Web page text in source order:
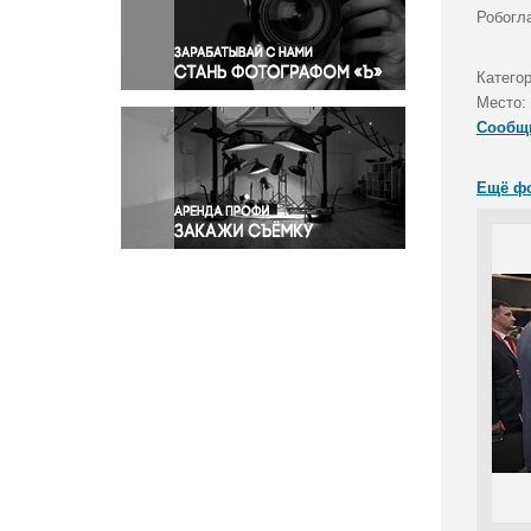
Правосудие
Происшествия и конфликты
Религия
Светская жизнь
Спорт
Экология
Экономика и бизнес
Место:
Ещё